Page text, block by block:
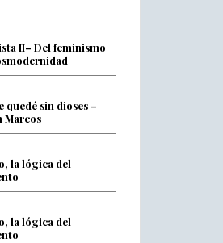
II– Del feminismo
quedé sin dioses –
Marcos
la lógica del
la lógica del